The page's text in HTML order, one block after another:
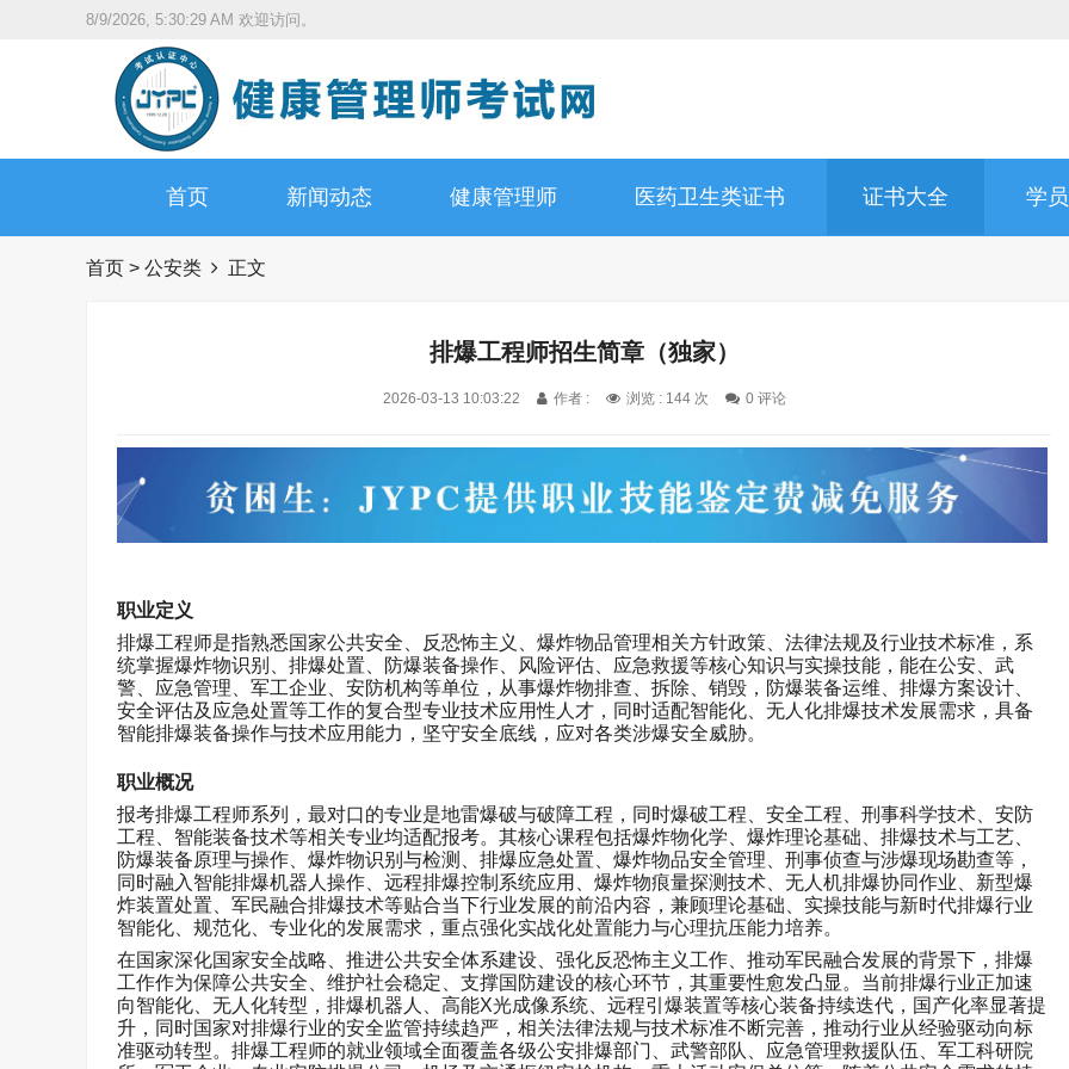
8/9/2026, 5:30:30 AM 欢迎访问。
首页 新闻动态 健康管理师 医药卫生类证书 证书大全 学
首页 > 公安类 正文
排爆工程师招生简章（独家）
2026-03-13 10:03:22 作者 : 浏览 : 144 次 0 评论
职业定义
排爆工程师是指熟悉国家公共安全、反恐怖主义、爆炸物品管理相关方针政策、法律法规及行业技术标准，系
统掌握爆炸物识别、排爆处置、防爆装备操作、风险评估、应急救援等核心知识与实操技能，能在公安、武
警、应急管理、军工企业、安防机构等单位，从事爆炸物排查、拆除、销毁，防爆装备运维、排爆方案设计、
安全评估及应急处置等工作的复合型专业技术应用性人才，同时适配智能化、无人化排爆技术发展需求，具备
智能排爆装备操作与技术应用能力，坚守安全底线，应对各类涉爆安全威胁。
职业概况
报考排爆工程师系列，最对口的专业是地雷爆破与破障工程，同时爆破工程、安全工程、刑事科学技术、安防
工程、智能装备技术等相关专业均适配报考。其核心课程包括爆炸物化学、爆炸理论基础、排爆技术与工艺、
防爆装备原理与操作、爆炸物识别与检测、排爆应急处置、爆炸物品安全管理、刑事侦查与涉爆现场勘查等，
同时融入智能排爆机器人操作、远程排爆控制系统应用、爆炸物痕量探测技术、无人机排爆协同作业、新型爆
炸装置处置、军民融合排爆技术等贴合当下行业发展的前沿内容，兼顾理论基础、实操技能与新时代排爆行业
智能化、规范化、专业化的发展需求，重点强化实战化处置能力与心理抗压能力培养。
在国家深化国家安全战略、推进公共安全体系建设、强化反恐怖主义工作、推动军民融合发展的背景下，排爆
工作作为保障公共安全、维护社会稳定、支撑国防建设的核心环节，其重要性愈发凸显。当前排爆行业正加速
向智能化、无人化转型，排爆机器人、高能X光成像系统、远程引爆装置等核心装备持续迭代，国产化率显著提
升，同时国家对排爆行业的安全监管持续趋严，相关法律法规与技术标准不断完善，推动行业从经验驱动向标
准驱动转型。排爆工程师的就业领域全面覆盖各级公安排爆部门、武警部队、应急管理救援队伍、军工科研院